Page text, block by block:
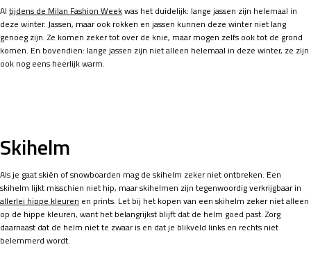
Al tijdens de Milan Fashion Weekwas het duidelijk: lange jassen zijn helemaal in
deze winter. Jassen, maar ook rokken en jassen kunnen deze winter niet lang
genoeg zijn. Ze komen zeker tot over de knie, maar mogen zelfs ook tot de grond
komen. En bovendien: lange jassen zijn niet alleen helemaal in deze winter, ze zijn
ook nog eens heerlijk warm.
Skihelm
Als je gaat skiën of snowboarden mag de skihelm zeker niet ontbreken. Een
skihelm lijkt misschien niet hip, maar skihelmen zijn tegenwoordig verkrijgbaar in
allerlei hippe kleuren en prints. Let bij het kopen van een skihelm zeker niet alleen
op de hippe kleuren, want het belangrijkst blijft dat de helm goed past. Zorg
daarnaast dat de helm niet te zwaar is en dat je blikveld links en rechts niet
belemmerd wordt.